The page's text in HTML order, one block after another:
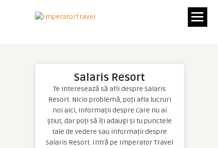
Salaris Resort
Te interesează să afli despre Salaris
Resort. Nicio problemă, poți afla lucruri
noi aici, informații despre care nu ai
știut, dar poți să îți adaugi și tu punctele
tale de vedere sau informații despre
Salaris Resort. Intră pe Imperator Travel